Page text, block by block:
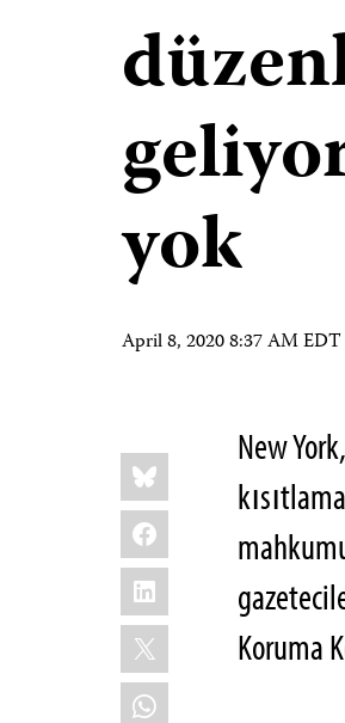
yok
April 8, 2020 8:37 AM EDT
Share
this:
Bluesky
Facebook
LinkedIn
X
WhatsApp
New
Koruma